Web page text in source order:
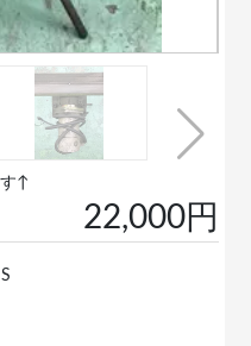
↑
22,000円